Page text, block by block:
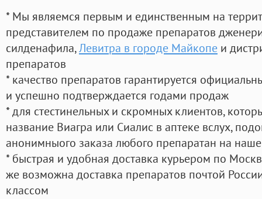
* Мы являемся первым и единственным на
представителем по продаже препаратов
силденафила,Левитра в городе Майкопе и
препаратов
* качество препаратов гарантируется
и успешно подтверждается годами продаж
* для стестинельных и скромных клиентов,
название Виагра или Сиалис в аптеке вслух,
анонимныого заказа любого препаратан на
* быстрая и удобная доставка курьером по
же возможна доставка препаратов почтой
классом